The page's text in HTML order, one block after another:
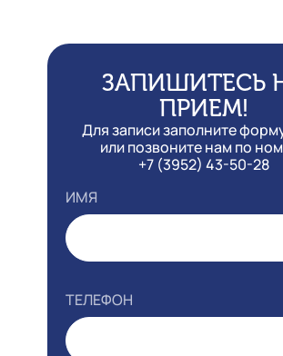
ЗАПИШИТЕСЬ
ПРИЕМ!
Для записи заполните
или позвоните нам по
+7 (3952) 43-50-28
ИМЯ
ТЕЛЕФОН